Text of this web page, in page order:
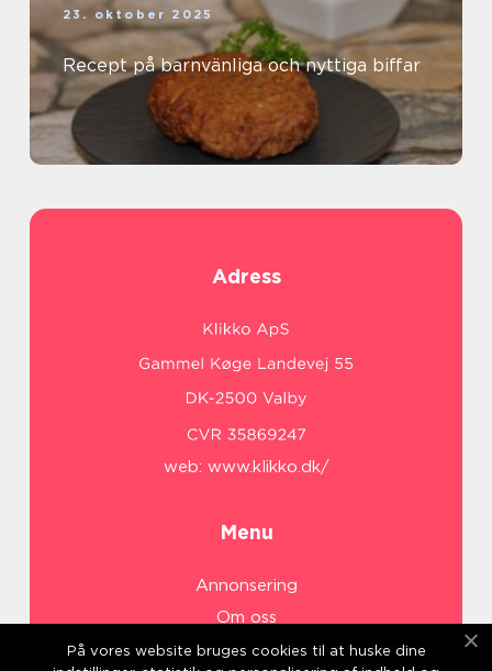
23. oktober 2025
Recept på barnvänliga och nyttiga biffar
Adress
web: www.klikko.dk/
Menu
Annonsering
Om oss
Cookies
På vores website bruges cookies til at huske dine